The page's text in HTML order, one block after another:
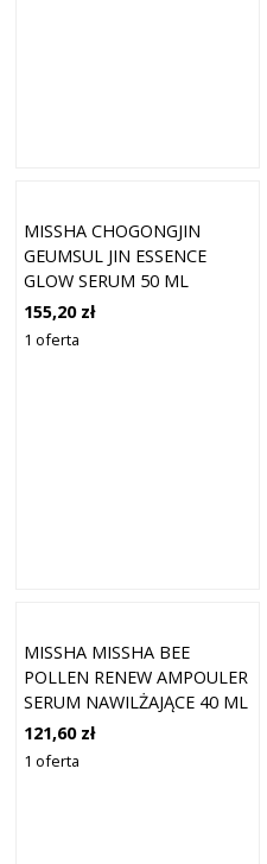
MISSHA CHOGONGJIN
GEUMSUL JIN ESSENCE
GLOW SERUM 50 ML
155,20 zł
1 oferta
MISSHA MISSHA BEE
POLLEN RENEW AMPOULER
SERUM NAWILŻAJĄCE 40 ML
121,60 zł
1 oferta